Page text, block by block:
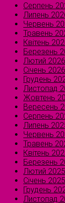
Серпень
Липень
Червень
Травень
Квітень
Березень
Лютий 2026
Січень 2026
Грудень
Листопад
Жовтень
Вересень
Серпень
Липень
Червень
Травень
Квітень
Березень
Лютий 2025
Січень 2025
Грудень
Листопад